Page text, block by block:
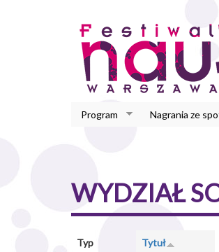
Program Nagrania ze
WYDZIAŁ
Typ Tytuł